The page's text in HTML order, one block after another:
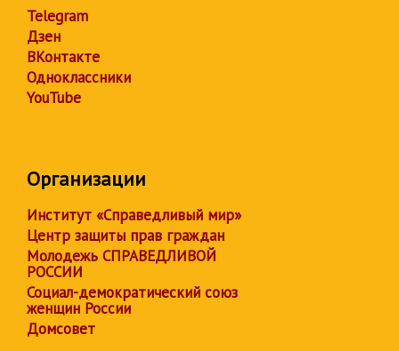
Telegram
Дзен
ВКонтакте
Одноклассники
YouTube
Организации
Институт «Справедливый мир»
Центр защиты прав граждан
Молодежь СПРАВЕДЛИВОЙ
РОССИИ
Социал-демократический союз
женщин России
Домсовет